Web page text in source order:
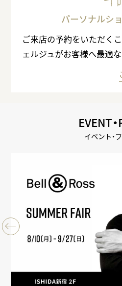
パーソナルシ
ご来店の予約をいただく
ェルジュがお客様へ最適
EVENT
イベント・